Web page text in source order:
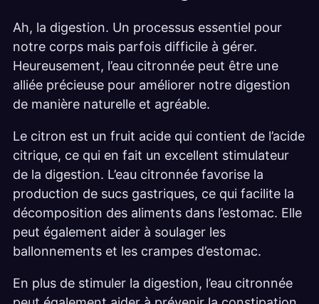
Ah, la digestion. Un processus essentiel pour
notre corps mais parfois difficile à gérer.
Heureusement, l’eau citronnée peut être une
alliée précieuse pour améliorer notre digestion
de manière naturelle et agréable.
Le citron est un fruit acide qui contient de l’acide
citrique, ce qui en fait un excellent stimulateur
de la digestion. L’eau citronnée favorise la
production de sucs gastriques, ce qui facilite la
décomposition des aliments dans l’estomac. Elle
peut également aider à soulager les
ballonnements et les crampes d’estomac.
En plus de stimuler la digestion, l’eau citronnée